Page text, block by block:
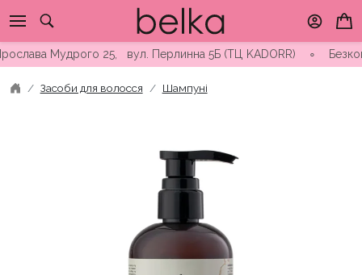
to
contentМудрого 25, вул. Перлинна 5Б (ТЦ KADORR) ∘
Засоби для волосся Шампуні